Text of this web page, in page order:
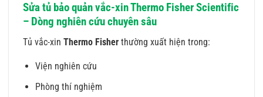
Sửa tủ bảo quản vắc-xin Thermo Fisher Scientific
– Dòng nghiên cứu chuyên sâu
Tủ vắc-xin Thermo Fisher thường xuất hiện trong:
Viện nghiên cứu
Phòng thí nghiệm